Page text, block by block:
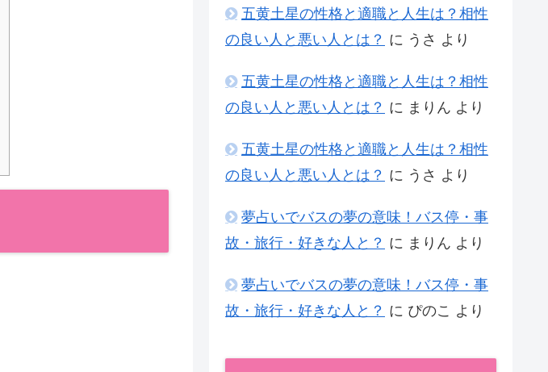
五黄土星の性格と適職と人生は？相性
の良い人と悪い人とは？ に うさ より
五黄土星の性格と適職と人生は？相性
の良い人と悪い人とは？ に まりん より
五黄土星の性格と適職と人生は？相性
の良い人と悪い人とは？ に うさ より
夢占いでバスの夢の意味！バス停・事
故・旅行・好きな人と？ に まりん より
夢占いでバスの夢の意味！バス停・事
故・旅行・好きな人と？ に ぴのこ より